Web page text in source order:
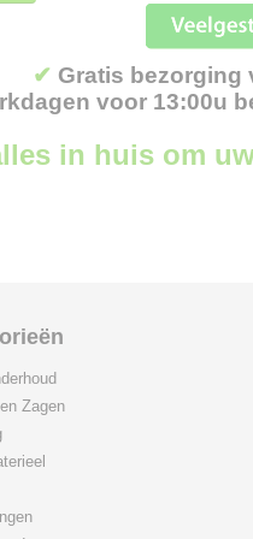
✔ Gratis bezorging
voor 13:00u
in huis om
Zagen